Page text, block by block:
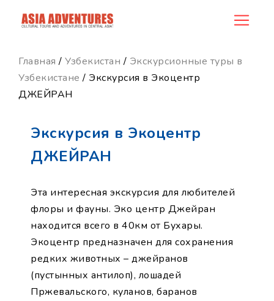
product_id160
Главная / Узбекистан / Экскурсионные туры в
Узбекистане / Экскурсия в Экоцентр
ДЖЕЙРАН
Экскурсия в Экоцентр
ДЖЕЙРАН
Эта интересная экскурсия для любителей
флоры и фауны. Эко центр Джейран
находится всего в 40км от Бухары.
Экоцентр предназначен для сохранения
редких животных – джейранов
(пустынных антилоп), лошадей
Пржевальского, куланов, баранов